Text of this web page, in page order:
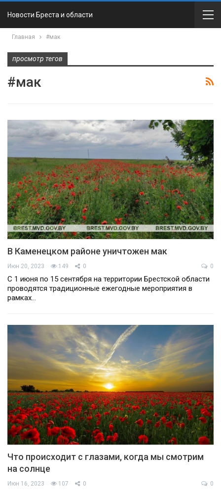
Новости Бреста и области
Главная #мак
просмотр тегов
#мак
В Каменецком районе уничтожен мак
Июн 20, 2023 149 0 0
С 1 июня по 15 сентября на территории Брестской области
проводятся традиционные ежегодные мероприятия в
рамках…
Что происходит с глазами, когда мы смотрим
на солнце
Июн 16, 2023 107 0 0